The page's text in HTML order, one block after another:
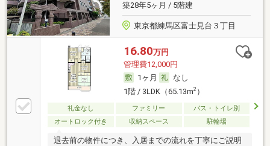
築28年5ヶ月 / 5階建
東京都練馬区富士見台３丁目
16.80万円
管理費12,000円
1ヶ月
なし
1階 / 3LDK（65.13m2）
礼金なし ファミリー
バス・トイレ別
オートロック付き
収納スペース 駐輪場
退去前の物件につき、入居までの流れを丁寧にご説明